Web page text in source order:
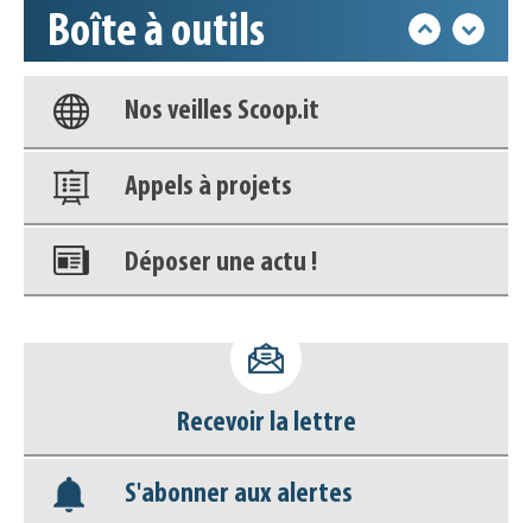
Boîte à outils
Base documentaire
Nos veilles Scoop.it
Appels à projets
Déposer une actu !
déconnecter)
Base documentaire
Nos veilles Scoop.it
Recevoir la lettre
S'abonner aux alertes